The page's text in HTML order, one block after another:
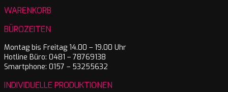
WARENKORB
BÜROZEITEN
Montag bis Freitag 14.00 – 19.00 Uhr
Hotline Büro: 0481 – 78769138
Smartphone: 0157 – 53255632
INDIVIDUELLE PRODUKTIONEN